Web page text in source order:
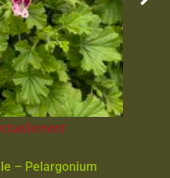
– Pelargonium